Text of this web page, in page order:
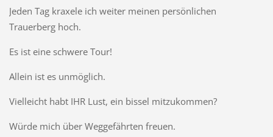
Jeden Tag kraxele ich weiter meinen persönlichen
Trauerberg hoch.
Es ist eine schwere Tour!
Allein ist es unmöglich.
Vielleicht habt IHR Lust, ein bissel mitzukommen?
Würde mich über Weggefährten freuen.